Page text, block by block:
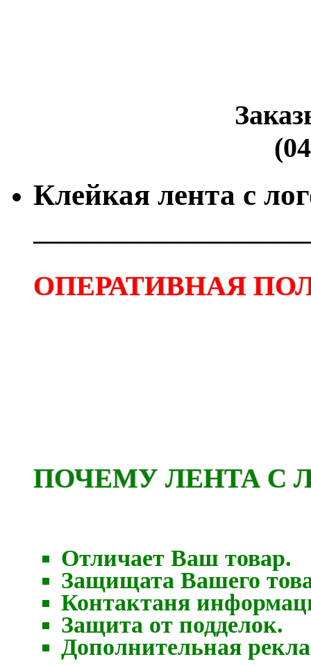
Клейкая лента с
ОПЕРАТИВНАЯ
ПОЧЕМУ ЛЕНТА С
Отличает Ваш товар.
Защищата Вашего
Контактаня
Защита от подделок.
Дополнительная